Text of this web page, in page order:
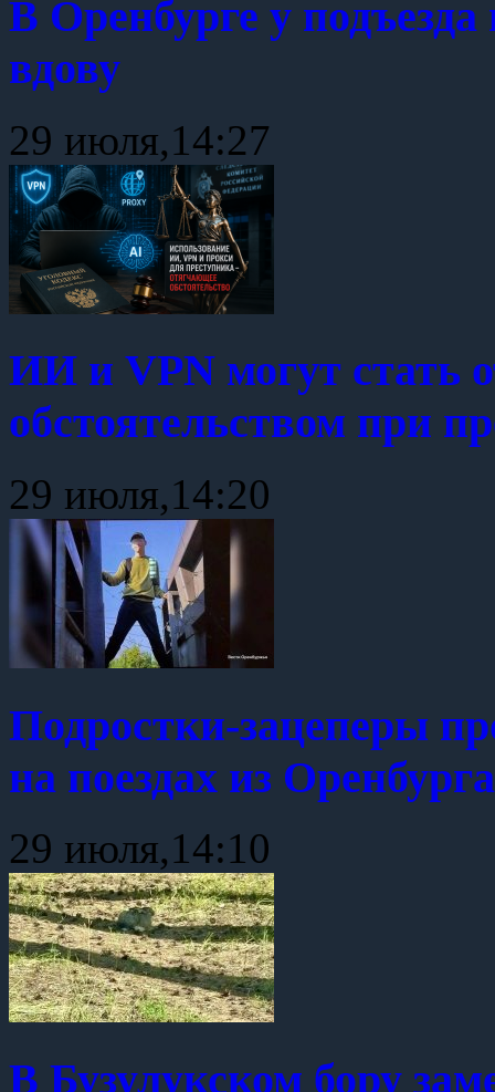
В Оренбурге у
вдову
29 июля,14:27
ИИ и VPN могут стать
обстоятельством при
29 июля,14:20
Подростки-зацеперы
на поездах из Оренбурга
29 июля,14:10
В Бузулукском бору